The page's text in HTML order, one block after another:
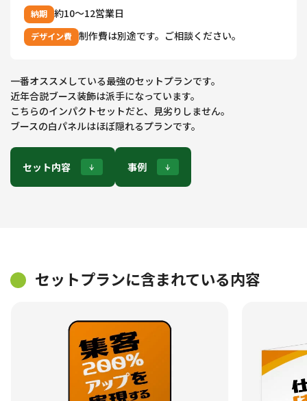
納期 約10〜12営業日
デザイン費 制作費は別途です。ご相談ください。
一番オススメしている最強のセットプランです。
近年合説ブース装飾は派手になっています。
こちらのインパクトセットだと、見劣りしません。
ブースの白パネルはほぼ隠れるプランです。
セット内容 事例
セットプランに含まれている内容